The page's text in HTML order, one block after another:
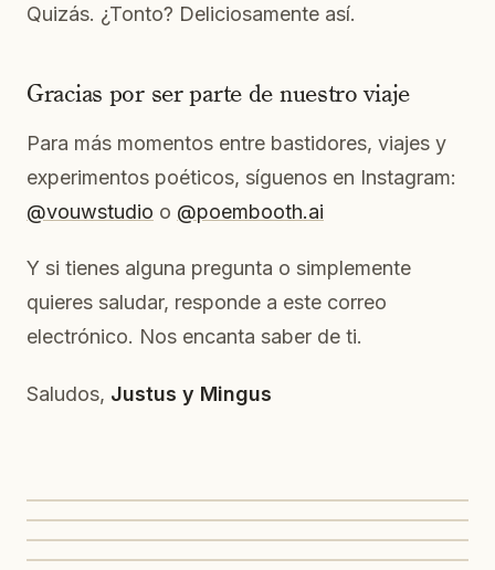
Quizás. ¿Tonto? Deliciosamente así.
Gracias por ser parte de nuestro viaje
Para más momentos entre bastidores, viajes y
experimentos poéticos, síguenos en Instagram:
@vouwstudio o @poembooth.ai
Y si tienes alguna pregunta o simplemente
quieres saludar, responde a este correo
electrónico. Nos encanta saber de ti.
Saludos, Justus y Mingus